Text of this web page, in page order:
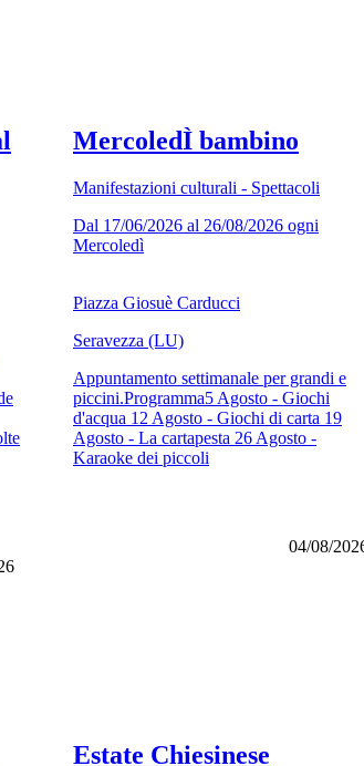
MercoledÌ bambino
Manifestazioni culturali - Spettacoli
Dal 17/06/2026 al 26/08/2026 ogni
Mercoledì
Piazza Giosuè Carducci
Seravezza (LU)
Appuntamento settimanale per grandi e
piccini.Programma5 Agosto - Giochi
d'acqua 12 Agosto - Giochi di carta 19
Agosto - La cartapesta 26 Agosto -
Karaoke dei piccoli
04/08/
Estate Chiesinese